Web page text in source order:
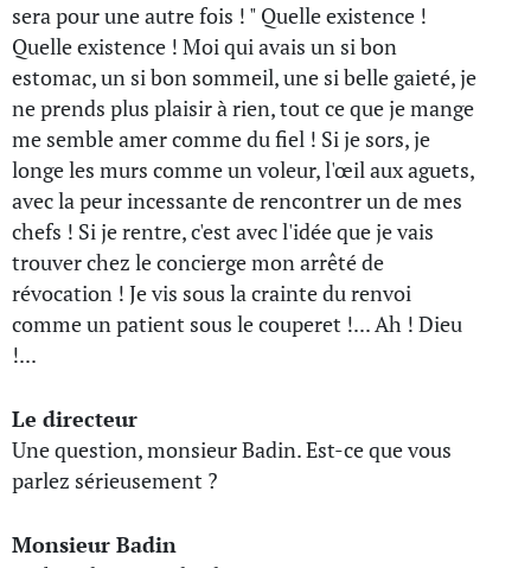
sera pour une autre fois ! " Quelle existence !
Quelle existence ! Moi qui avais un si bon
estomac, un si bon sommeil, une si belle gaieté, je
ne prends plus plaisir à rien, tout ce que je mange
me semble amer comme du fiel ! Si je sors, je
longe les murs comme un voleur, l'œil aux aguets,
avec la peur incessante de rencontrer un de mes
chefs ! Si je rentre, c'est avec l'idée que je vais
trouver chez le concierge mon arrêté de
révocation ! Je vis sous la crainte du renvoi
comme un patient sous le couperet !... Ah ! Dieu
!...
Le directeur
Une question, monsieur Badin. Est-ce que vous
parlez sérieusement ?
Monsieur Badin